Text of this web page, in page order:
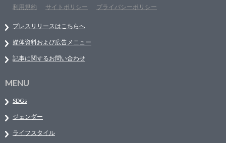
利用規約
サイトポリシー プライバシーポリシー
プレスリリースはこちらへ
媒体資料および広告メニュー
記事に関するお問い合わせ
MENU
SDGs
ジェンダー
ライフスタイル